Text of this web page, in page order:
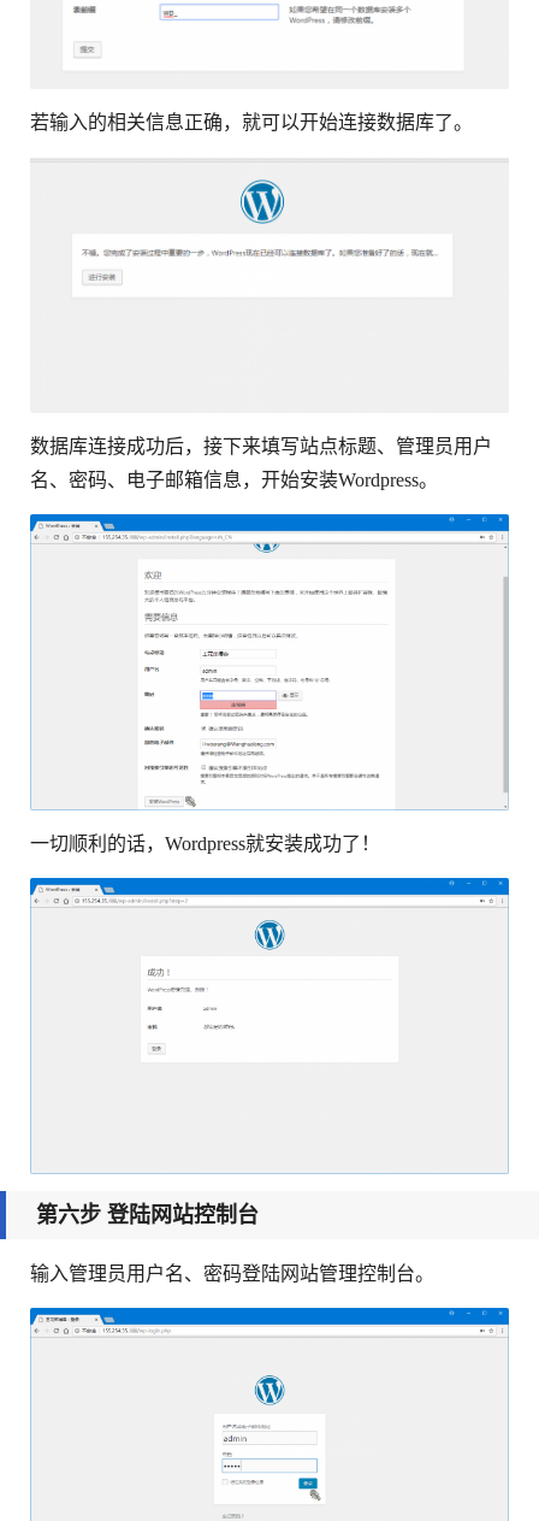
若输入的相关信息正确，就可以开始连接数据库了。
数据库连接成功后，接下来填写站点标题、管理员用户
名、密码、电子邮箱信息，开始安装Wordpress。
一切顺利的话，Wordpress就安装成功了！
第六步 登陆网站控制台
输入管理员用户名、密码登陆网站管理控制台。